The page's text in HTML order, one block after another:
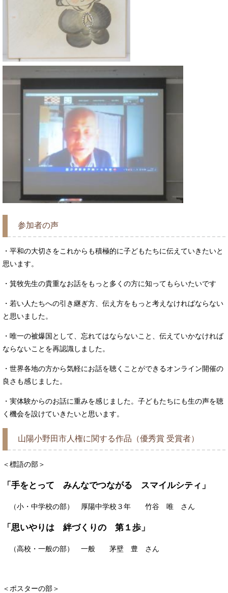
参加者の声
・平和の大切さをこれからも積極的に子どもたちに伝えていきたいと
思います。
・箕牧先生の貴重なお話をもっと多くの方に知ってもらいたいです
・若い人たちへの引き継ぎ方、伝え方をもっと考えなければならない
と思いました。
・唯一の被爆国として、忘れてはならないこと、伝えていかなければ
ならないことを再認識しました。
・世界各地の方から気軽にお話を聴くことができるオンライン開催の
良さも感じました。
・実体験からのお話に重みを感じました。子どもたちにも生の声を聴
く機会を設けていきたいと思います。
山陽小野田市人権に関する作品（優秀賞 受賞者）
＜標語の部＞
「手をとって みんなでつながる スマイルシティ」
（小・中学校の部） 厚陽中学校３年 竹谷 唯 さん
「思いやりは 絆づくりの 第１歩」
（高校・一般の部） 一般 茅壁 豊 さん
＜ポスターの部＞